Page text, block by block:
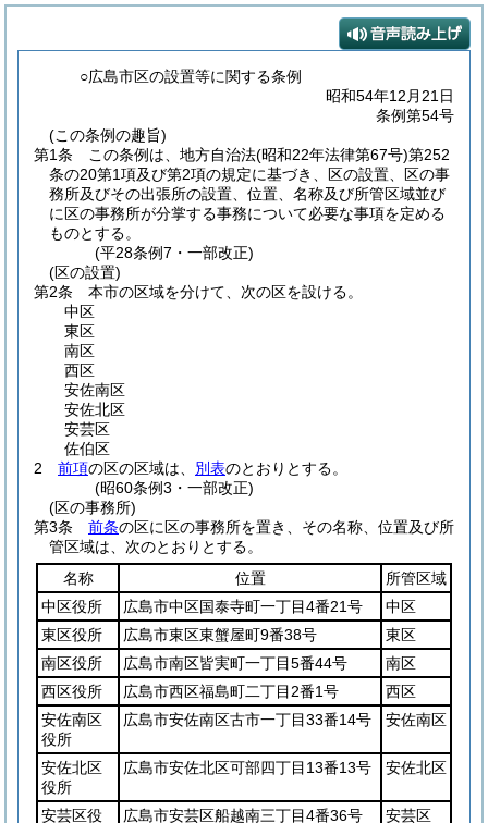
○広島市区の設置等に関する条例
昭和54年12月21日
条例第54号
(この条例の趣旨)
第1条
この条例は、地方自治法(昭和22年法律第67号)第252
条の20第1項及び第2項の規定に基づき、区の設置、区の事
務所及びその出張所の設置、位置、名称及び所管区域並び
に区の事務所が分掌する事務について必要な事項を定める
ものとする。
(平28条例7・一部改正)
(区の設置)
第2条
本市の区域を分けて、次の区を設ける。
中区
東区
南区
西区
安佐南区
安佐北区
安芸区
佐伯区
2
前項の区の区域は、 別表のとおりとする。
(昭60条例3・一部改正)
(区の事務所)
第3条
前条の区に区の事務所を置き、その名称、位置及び所
管区域は、次のとおりとする。
名称
位置
所管区域
中区役所
広島市中区国泰寺町一丁目4番21号
中区
東区役所
広島市東区東蟹屋町9番38号
東区
南区役所
広島市南区皆実町一丁目5番44号
南区
西区役所
広島市西区福島町二丁目2番1号
西区
安佐南区
役所
広島市安佐南区古市一丁目33番14号 安佐南区
安佐北区
役所
広島市安佐北区可部四丁目13番13号 安佐北区
安芸区役
広島市安芸区船越南三丁目4番36号 安芸区